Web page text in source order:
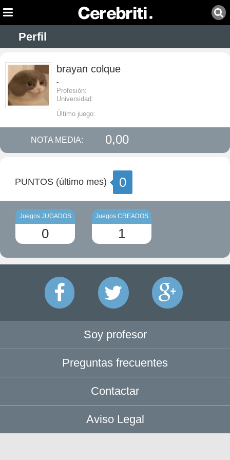
Perfil
brayan colque
-
Profesión:
Universidad:
Último juego:
NOTA MEDIA: 0,00
PUNTOS (último mes) 0
Juegos JUGADOS
0
Juegos CREADOS
1
Soy profesor
Preguntas frecuentes
Contactar
Aviso Legal